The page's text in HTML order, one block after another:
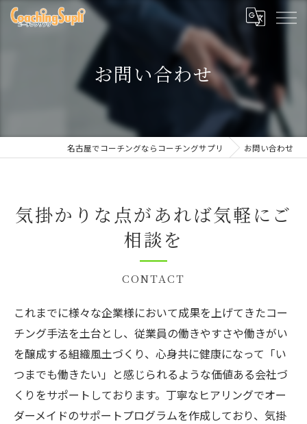
お問い合わせ
名古屋でコーチングならコーチングサプリ お問い合わせ
気掛かりな点があれば気軽にご
相談を
CONTACT
これまでに様々な企業様において成果を上げてきたコー
チング手法を土台とし、従業員の働きやすさや働きがい
を醸成する組織風土づくり、心身共に健康になって「い
つまでも働きたい」と感じられるような価値ある会社づ
くりをサポートしております。丁寧なヒアリングでオー
ダーメイドのサポートプログラムを作成しており、気掛